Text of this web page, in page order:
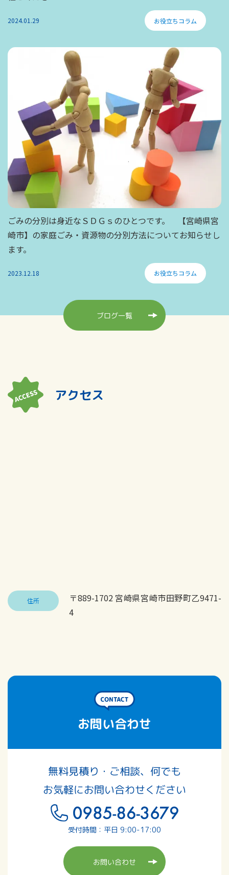
2024.01.29 お役立ちコラム
ごみの分別は身近なＳＤＧｓのひとつです。 【宮崎県宮
崎市】の家庭ごみ・資源物の分別方法についてお知らせし
ます。
2023.12.18 お役立ちコラム
ブログ一覧
アクセス
住所
〒889-1702 宮崎県宮崎市田野町乙9471-
4
お問い合わせ
無料見積り・ご相談、何でも
お気軽にお問い合わせください
受付時間：平日 9:00-17:00
お問い合わせ